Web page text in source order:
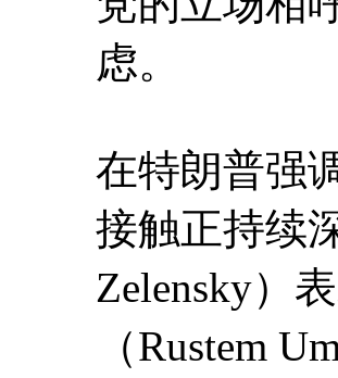
虑。
在特朗普强
接触正持续
Zelensky）
（Rustem